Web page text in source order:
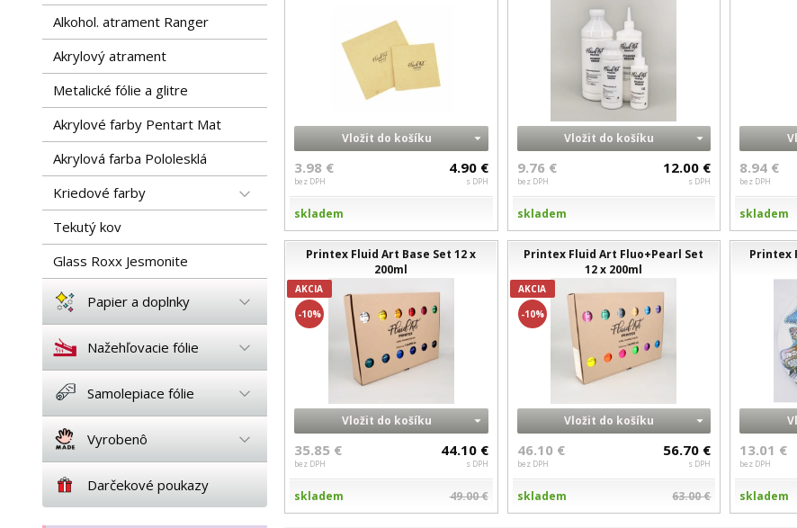
Alkohol. atrament Ranger
Akrylový atrament
Metalické fólie a glitre
Akrylové farby Pentart Mat
Akrylová farba Pololesklá
Kriedové farby
Tekutý kov
Glass Roxx Jesmonite
Papier a doplnky
Nažehľovacie fólie
Samolepiace fólie
Vyrobenô
Darčekové poukazy
Vložit do košíku
3.98 €
bez DPH
4.90 €
s DPH
skladem
Vložit do košíku
9.76 €
bez DPH
12.00 €
s DPH
skladem
8.94 €
bez DPH
skladem
Printex Fluid Art Base Set 12 x
200ml
AKCIA
-10%
Vložit do košíku
35.85 €
bez DPH
44.10 €
s DPH
skladem 49.00 €
Printex Fluid Art Fluo+Pearl Set
12 x 200ml
AKCIA
-10%
Vložit do košíku
46.10 €
bez DPH
56.70 €
s DPH
skladem 63.00 €
Printex
13.01 €
bez DPH
skladem